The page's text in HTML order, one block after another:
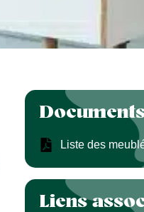
Liste des
Liens